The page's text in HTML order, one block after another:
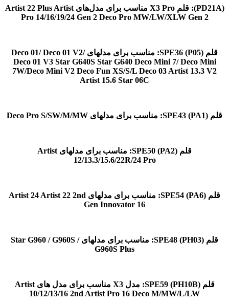
(PD21A): قلم X3 Pro مناسب برای مدل‌های Artist 22 Plus Artist
Pro 14/16/19/24 Gen 2 Deco Pro MW/LW/XLW Gen 2
قلم SPE36
(P05): مناسب برای مدلهای Deco 01/ Deco 01 V2/
Deco 01 V3 Star G640S Star G640 Deco Mini 7/ Deco Mini
7W/Deco Mini V2 Deco Fun XS/S/L Deco 03 Artist 13.3 V2
Artist 15.6 Star 06C
قلم SPE43 (PA1): مناسب برای مدلهای Deco Pro S/SW/M/MW
قلم SPE50
(PA2): مناسب برای مدلهای Artist
12/13.3/15.6/22R/24 Pro
قلم SPE54
(PA6): مناسب برای مدلهای Artist 24 Artist 22 2nd
Gen Innovator 16
قلم SPE48
(PH03): مناسب برای مدلهای Star G960 / G960S /
G960S Plus
قلم SPE59
(PH10B): مدل X3 مناسب برای مدل های Artist
10/12/13/16 2nd Artist Pro 16 Deco M/MW/L/LW